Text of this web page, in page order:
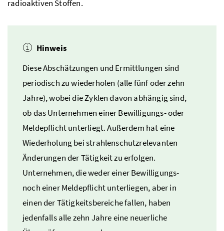
radioaktiven Stoffen.
Hinweis
Diese Abschätzungen und Ermittlungen sind
periodisch zu wiederholen (alle fünf oder zehn
Jahre), wobei die Zyklen davon abhängig sind,
ob das Unternehmen einer Bewilligungs- oder
Meldepflicht unterliegt. Außerdem hat eine
Wiederholung bei strahlenschutzrelevanten
Änderungen der Tätigkeit zu erfolgen.
Unternehmen, die weder einer Bewilligungs-
noch einer Meldepflicht unterliegen, aber in
einen der Tätigkeitsbereiche fallen, haben
jedenfalls alle zehn Jahre eine neuerliche